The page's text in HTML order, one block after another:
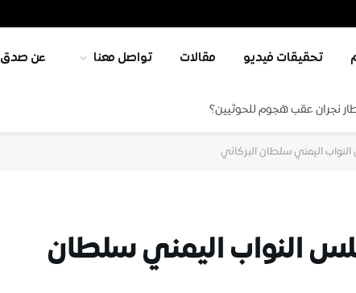
تحقيقات فيديو مقالات تواصل معنا عن صدق
نجران عقب هجوم للحوثيين؟
اليمني سلطان البركاني
النواب اليمني سلطان